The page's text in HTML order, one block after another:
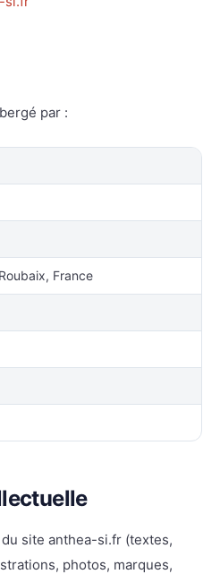
par :
France
site anthea-si.fr (textes,
photos, marques,